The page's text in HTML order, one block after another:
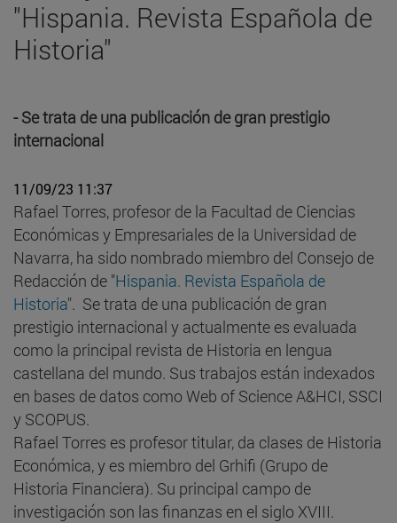
"Hispania. Revista Española de
Historia"
- Se trata de una publicación de gran prestigio
internacional
11/09/23 11:37
Rafael Torres, profesor de la Facultad de Ciencias
Económicas y Empresariales de la Universidad de
Navarra, ha sido nombrado miembro del Consejo de
Redacción de "Hispania. Revista Española de
Historia". Se trata de una publicación de gran
prestigio internacional y actualmente es evaluada
como la principal revista de Historia en lengua
castellana del mundo. Sus trabajos están indexados
en bases de datos como Web of Science A&HCI, SSCI
y SCOPUS.
Rafael Torres es profesor titular, da clases de Historia
Económica, y es miembro del Grhifi (Grupo de
Historia Financiera). Su principal campo de
investigación son las finanzas en el siglo XVIII.